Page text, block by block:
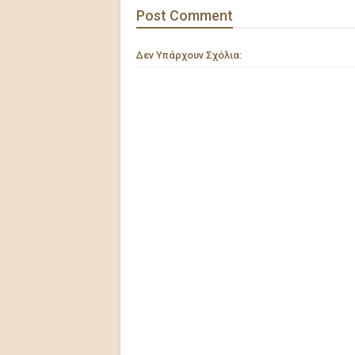
Post Comment
Δεν Υπάρχουν Σχόλια: